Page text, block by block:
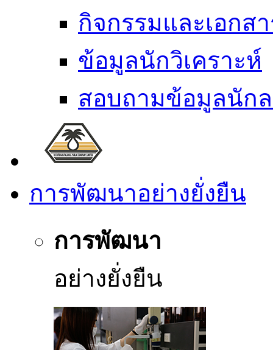
กิจกรรมและเอกส
ข้อมูลนักวิเคราะห์
สอบถามข้อมูลนัก
การพัฒนาอย่างยั่งยืน
การพัฒนา
อย่างยั่งยืน